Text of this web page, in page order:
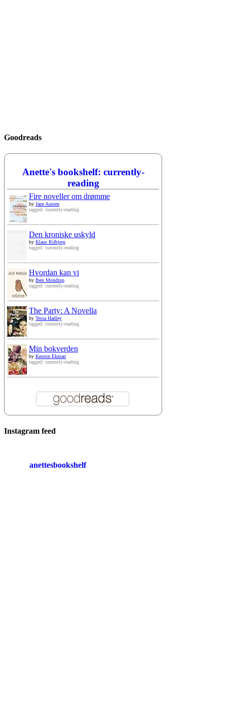
Goodreads
Anette's bookshelf: currently-
reading
Fire noveller om drømme
by Jane Austen
tagged: currently-reading
Den kroniske uskyld
by Klaus Rifbjerg
tagged: currently-reading
Hvordan kan vi
by Iben Mondrup
tagged: currently-reading
The Party: A Novella
by Tessa Hadley
tagged: currently-reading
Min bokverden
by Kerstin Ekman
tagged: currently-reading
Instagram feed
anettesbookshelf